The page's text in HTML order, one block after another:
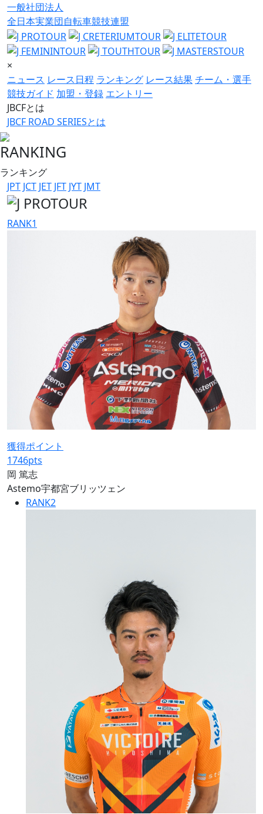
一般社団法人
全日本実業団自転車競技連盟
×
ニュース レース日程 ランキング レース結果チーム・選手
競技ガイド 加盟・登録 エントリー
JBCFとは
JBCF ROAD SERIESとは
RANKING
ランキング
JPT JCT JET JFT JYT JMT
RANK1
獲得ポイント
1746pts
岡 篤志
Astemo宇都宮ブリッツェン
RANK2